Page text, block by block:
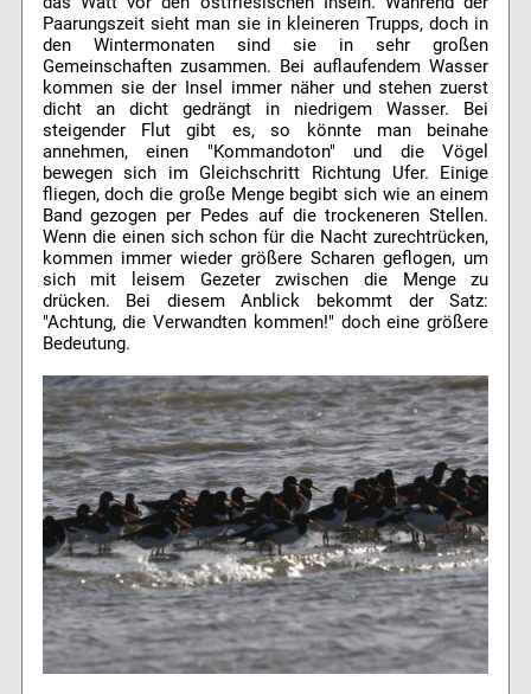
Paarungszeit sieht man sie in kleineren Trupps, doch in
den Wintermonaten sind sie in sehr großen
Gemeinschaften zusammen. Bei auflaufendem Wasser
kommen sie der Insel immer näher und stehen zuerst
dicht an dicht gedrängt in niedrigem Wasser. Bei
steigender Flut gibt es, so könnte man beinahe
annehmen, einen "Kommandoton" und die Vögel
bewegen sich im Gleichschritt Richtung Ufer. Einige
fliegen, doch die große Menge begibt sich wie an einem
Band gezogen per Pedes auf die trockeneren Stellen.
Wenn die einen sich schon für die Nacht zurechtrücken,
kommen immer wieder größere Scharen geflogen, um
sich mit leisem Gezeter zwischen die Menge zu
drücken. Bei diesem Anblick bekommt der Satz:
"Achtung, die Verwandten kommen!" doch eine größere
Bedeutung.